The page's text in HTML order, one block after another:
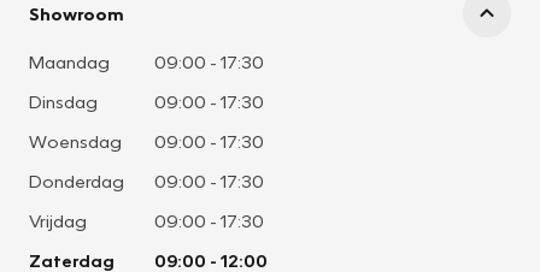
Showroom
Maandag 09:00 - 17:30
Dinsdag
09:00 - 17:30
Woensdag
09:00 - 17:30
Donderdag
09:00 - 17:30
Vrijdag
09:00 - 17:30
Zaterdag
09:00 - 12:00